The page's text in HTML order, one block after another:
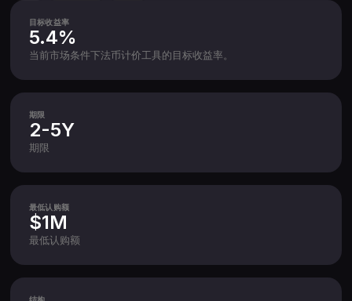
目标收益率
5.4%
当前市场条件下法币计价工具的目标收益率。
期限
2-5Y
期限
最低认购额
$1M
最低认购额